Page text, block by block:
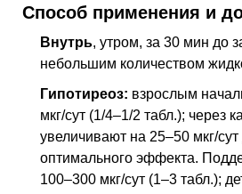
Способ применения и
Внутрь, утром, за 30 мин до
небольшим количеством
Гипотиреоз: взрослым
мкг/сут (1/4–1/2 табл.); через
увеличивают на 25–50 мкг/
оптимального эффекта.
100–300 мкг/сут (1–3 табл.);